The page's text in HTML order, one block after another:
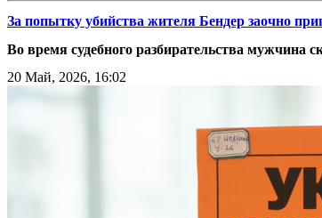
За попытку убийства жителя Бендер заочно
Во время судебного разбирательства мужчина
20 Май, 2026, 16:02